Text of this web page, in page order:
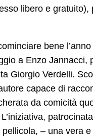
libero e gratuito),
bene
a Enzo Jannacci,
Giorgio Verdelli.
capace di
da comicità
pellicola, – una vera